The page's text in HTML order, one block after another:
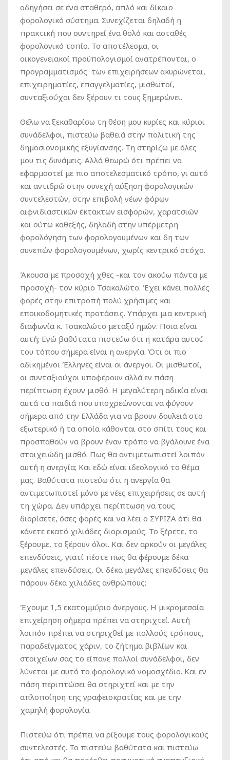
οδηγήσει σε ένα σταθερό, απλό και δίκαιο
φορολογικό σύστημα. Συνεχίζεται δηλαδή η
πρακτική που συντηρεί ένα θολό και ασταθές
φορολογικό τοπίο. Το αποτέλεσμα, οι
οικογενειακοί προϋπολογισμοί ανατρέπονται, ο
προγραμματισμός των επιχειρήσεων ακυρώνεται,
επιχειρηματίες, επαγγελματίες, μισθωτοί,
συνταξιούχοι δεν ξέρουν τι τους ξημερώνει.
Θέλω να ξεκαθαρίσω τη θέση μου κυρίες και κύριοι
συνάδελφοι, πιστεύω βαθειά στην πολιτική της
δημοσιονομικής εξυγίανσης. Τη στηρίζω με όλες
μου τις δυνάμεις. Αλλά θεωρώ ότι πρέπει να
εφαρμοστεί με πιο αποτελεσματικό τρόπο, γι αυτό
και αντιδρώ στην συνεχή αύξηση φορολογικών
συντελεστών, στην επιβολή νέων φόρων
αιφνιδιαστικών έκτακτων εισφορών, χαρατσιών
και ούτω καθεξής, δηλαδή στην υπέρμετρη
φορολόγηση των φορολογουμένων και δη των
συνεπών φορολογουμένων, χωρίς κεντρικό στόχο.
Άκουσα με προσοχή χθες -και τον ακούω πάντα με
προσοχή- τον κύριο Τσακαλώτο. Έχει κάνει πολλές
φορές στην επιτροπή πολύ χρήσιμες και
εποικοδομητικές προτάσεις. Υπάρχει μια κεντρική
διαφωνία κ. Τσακαλώτο μεταξύ ημών. Ποια είναι
αυτή; Εγώ βαθύτατα πιστεύω ότι η κατάρα αυτού
του τόπου σήμερα είναι η ανεργία. Ότι οι πιο
αδικημένοι Έλληνες είναι οι άνεργοι. Οι μισθωτοί,
οι συνταξιούχοι υποφέρουν αλλά εν πάση
περίπτωση έχουν μισθό. Η μεγαλύτερη αδικία είναι
αυτά τα παιδιά που υποχρεώνονται να φύγουν
σήμερα από την Ελλάδα για να βρουν δουλειά στο
εξωτερικό ή τα οποία κάθονται στο σπίτι τους και
προσπαθούν να βρουν έναν τρόπο να βγάλουνε ένα
στοιχειώδη μισθό. Πως θα αντιμετωπιστεί λοιπόν
αυτή η ανεργία; Και εδώ είναι ιδεολογικό το θέμα
μας. Βαθύτατα πιστεύω ότι η ανεργία θα
αντιμετωπιστεί μόνο με νέες επιχειρήσεις σε αυτή
τη χώρα. Δεν υπάρχει περίπτωση να τους
διορίσετε, όσες φορές και να λέει ο ΣΥΡΙΖΑ ότι θα
κάνετε εκατό χιλιάδες διορισμούς. Το ξέρετε, το
ξέρουμε, το ξέρουν όλοι. Και δεν αρκούν οι μεγάλες
επενδύσεις, γιατί πέστε πως θα φέρουμε δέκα
μεγάλες επενδύσεις. Οι δέκα μεγάλες επενδύσεις θα
πάρουν δέκα χιλιάδες ανθρώπους;
Έχουμε 1,5 εκατομμύριο άνεργους. Η μικρομεσαία
επιχείρηση σήμερα πρέπει να στηριχτεί. Αυτή
λοιπόν πρέπει να στηριχθεί με πολλούς τρόπους,
παραδείγματος χάριν, το ζήτημα βιβλίων και
στοιχείων σας το είπανε πολλοί συνάδελφοι, δεν
λύνεται με αυτό το φορολογικό νομοσχέδιο. Και εν
πάση περιπτώσει θα στηριχτεί και με την
απλοποίηση της γραφειοκρατίας και με την
χαμηλή φορολογία.
Πιστεύω ότι πρέπει να ρίξουμε τους φορολογικούς
συντελεστές. Το πιστεύω βαθύτατα και πιστεύω